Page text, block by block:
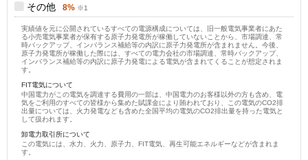
その他 8%
実績値を元に公開されているすべての電源構成については、旧一般電気事業者にあた
る小売電気事業者が保有する原子力発電所が稼働していないことから、市場調達、常
時バックアップ、インバランス補給等の内訳に原子力発電所が含まれません。今後、
原子力発電所が稼働した際には、すべての電力会社の市場調達、常時バックアップ、
インバランス補給等の内訳に原子力発電による電気が含まれてくることが想定されま
す。
FIT電気について
中国電力がこの電気を調達する費用の一部は、中国電力のお客様以外の方も含め、電
気をご利用のすべての皆様から集めた賦課金により賄われており、この電気のCO2排
出量については、火力発電なども含めた全国平均の電気のCO2排出量を持った電気と
して扱われます。
卸電力取引所について
この電気には、水力、火力、原子力、FIT電気、再生可能エネルギーなどが含まれま
す。